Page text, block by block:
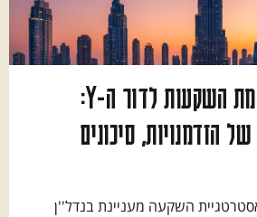
דובאי כפלטפורמת השקעות לדור ה-Y:
הזדמנויות, סיכונים
השקעה מעניינת בנדל''ן